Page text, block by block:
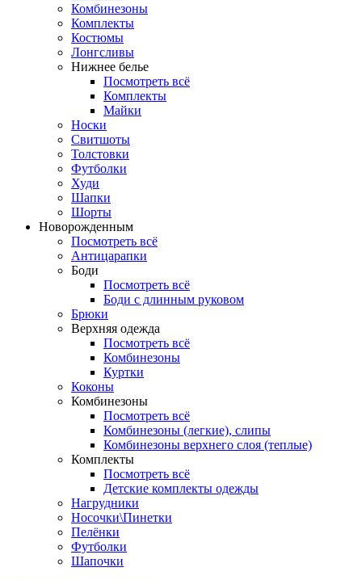
Комбинезоны
Комплекты
Костюмы
Лонгсливы
Нижнее белье
Посмотреть всё
Комплекты
Майки
Носки
Свитшоты
Толстовки
Футболки
Худи
Шапки
Шорты
Новорожденным
Посмотреть всё
Антицарапки
Боди
Посмотреть всё
Боди с длинным руковом
Брюки
Верхняя одежда
Посмотреть всё
Комбинезоны
Куртки
Коконы
Комбинезоны
Посмотреть всё
Комбинезоны (легкие), слипы
Комбинезоны верхнего слоя (теплые)
Комплекты
Посмотреть всё
Детские комплекты одежды
Нагрудники
Носочки\Пинетки
Пелёнки
Футболки
Шапочки